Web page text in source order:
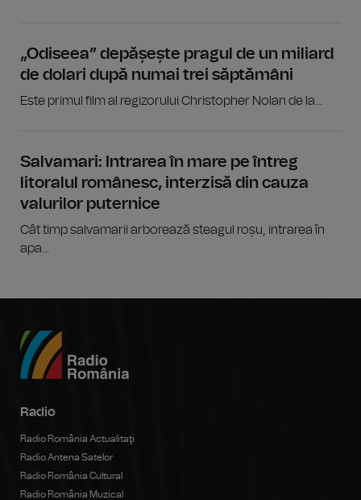
„Odiseea” depășește pragul de un miliard
de dolari după numai trei săptămâni
Este primul film al regizorului Christopher Nolan de la...
Salvamari: Intrarea în mare pe întreg
litoralul românesc, interzisă din cauza
valurilor puternice
Cât timp salvamarii arborează steagul roșu, intrarea în
apa...
Radio
Radio România Actualitaţi
Radio Antena Satelor
Radio România Cultural
Radio România Muzical